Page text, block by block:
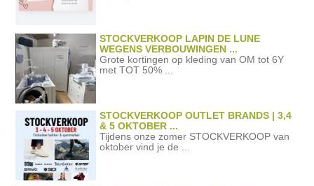
STOCKVERKOOP LAPIN DE LUNE
WEGENS VERBOUWINGEN ...
Grote kortingen op kleding van OM tot 6Y
met TOT 50% ...
STOCKVERKOOP OUTLET BRANDS | 3,4
& 5 OKTOBER ...
Tijdens onze zomer STOCKVERKOOP van
oktober vind je de ...